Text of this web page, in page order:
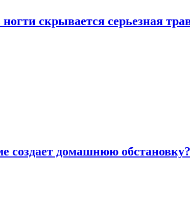
скрывается серьезная
создает домашнюю обстановку?